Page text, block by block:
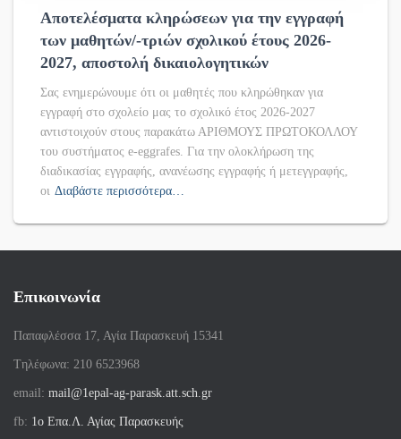
Αποτελέσματα κληρώσεων για την εγγραφή
των μαθητών/-τριών σχολικού έτους 2026-
2027, αποστολή δικαιολογητικών
Σας ενημερώνουμε ότι οι μαθητές που κληρώθηκαν για
εγγραφή στο σχολείο μας το σχολικό έτος 2026-2027
αντιστοιχούν στους παρακάτω ΑΡΙΘΜΟΥΣ ΠΡΩΤΟΚΟΛΛΟΥ
του συστήματος e-eggrafes. Για την ολοκλήρωση της
διαδικασίας εγγραφής, ανανέωσης εγγραφής ή μετεγγραφής,
οι Διαβάστε περισσότερα…
Επικοινωνία
Παπαφλέσσα 17, Αγία Παρασκευή 15341
Tηλέφωνα: 210 6523968
email: mail@1epal-ag-parask.att.sch.gr
fb: 1ο Επα.Λ. Αγίας Παρασκευής